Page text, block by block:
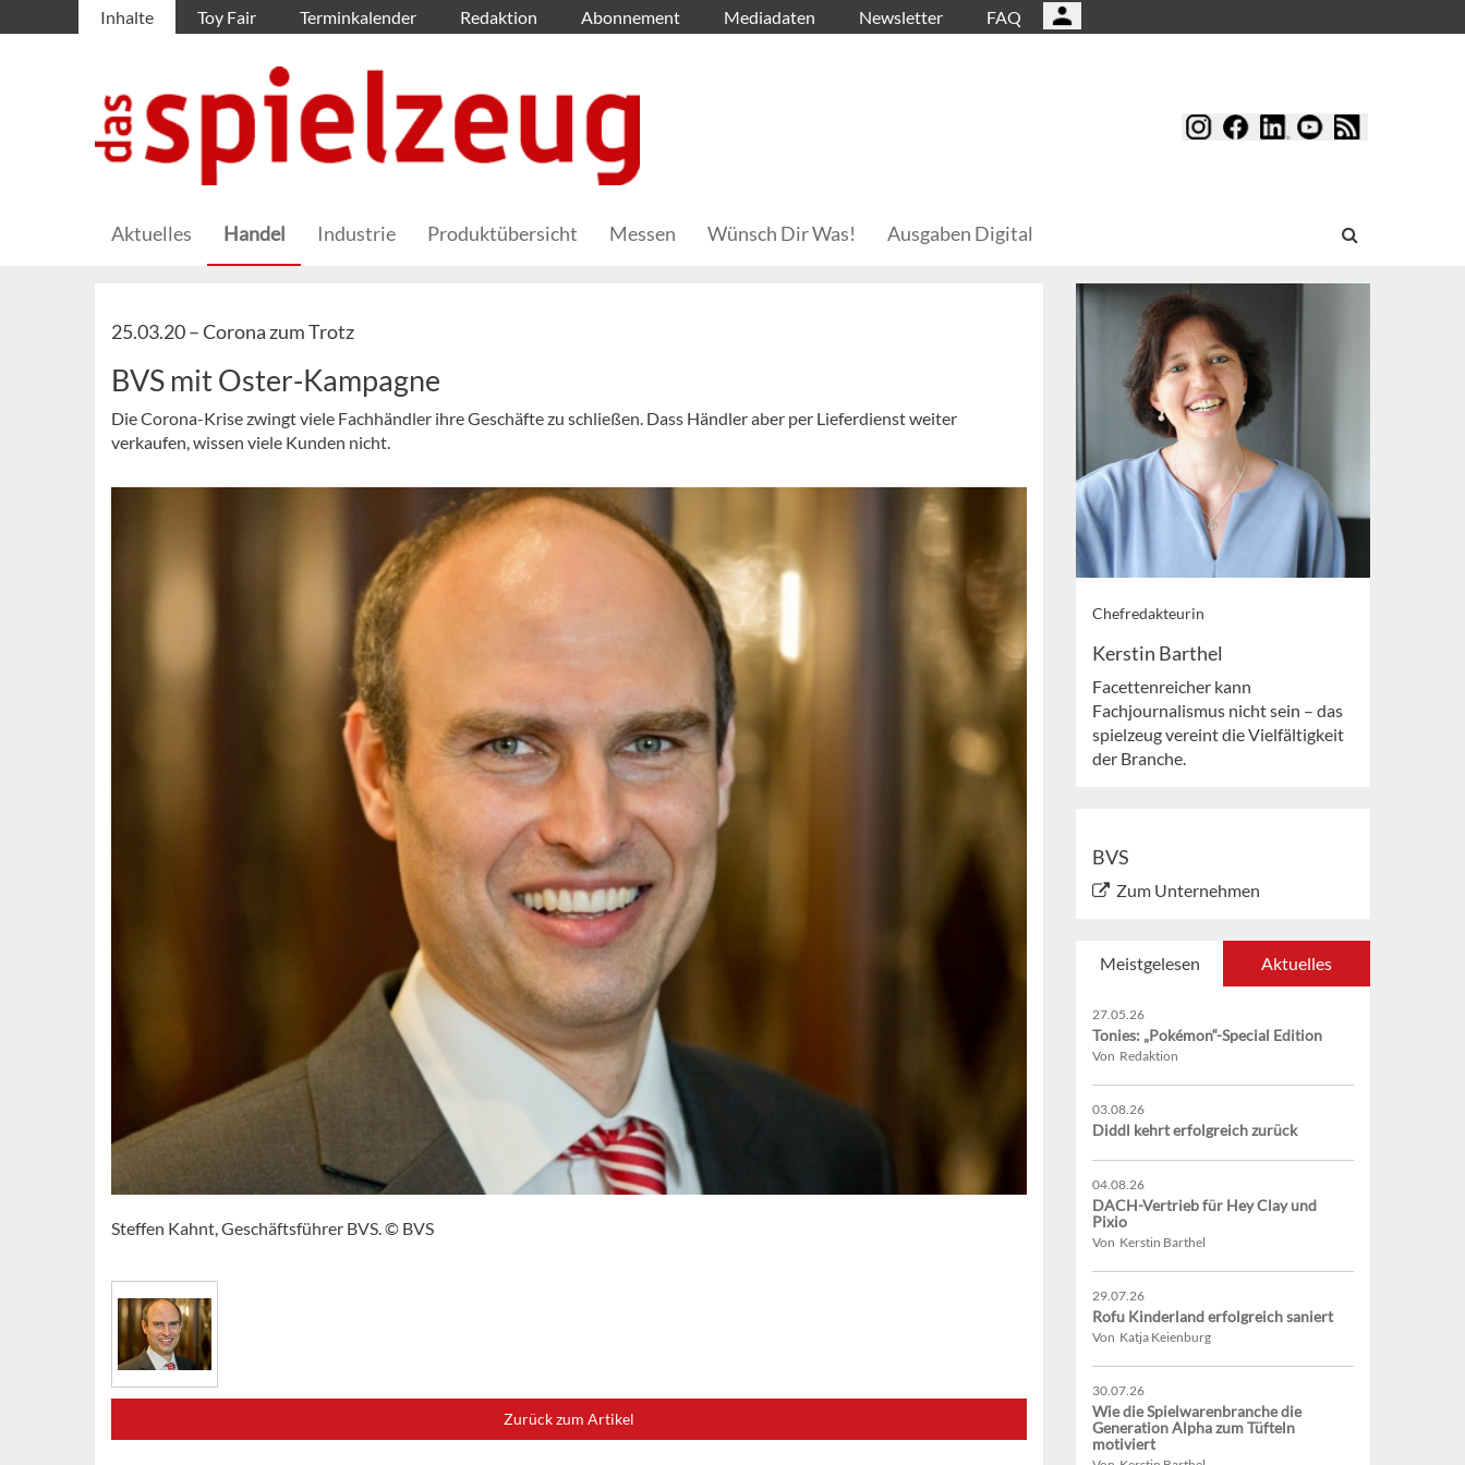
Inhalte Toy Fair Terminkalender Redaktion Abonnement Mediadaten Newsletter FAQ
Aktuelles Handel Industrie Produktübersicht Messen Wünsch Dir Was! Ausgaben Digital
25.03.20 –Corona zum Trotz
BVS mit Oster-Kampagne
Die Corona-Krise zwingt viele Fachhändler ihre Geschäfte zu schließen. Dass Händler aber per Lieferdienst weiter
verkaufen, wissen viele Kunden nicht.
Steffen Kahnt, Geschäftsführer BVS. © BVS
Zurück zum Artikel
Chefredakteurin
Kerstin Barthel
Facettenreicher kann
Fachjournalismus nicht sein – das
spielzeug vereint die Vielfältigkeit
der Branche.
BVS
Zum Unternehmen
Meistgelesen Aktuelles
27.05.26
Tonies: „Pokémon“-Special Edition
Von Redaktion
03.08.26
Diddl kehrt erfolgreich zurück
04.08.26
DACH-Vertrieb für Hey Clay und
Pixio
Von Kerstin Barthel
29.07.26
Rofu Kinderland erfolgreich saniert
Von Katja Keienburg
30.07.26
Wie die Spielwarenbranche die
Generation Alpha zum Tüfteln
motiviert